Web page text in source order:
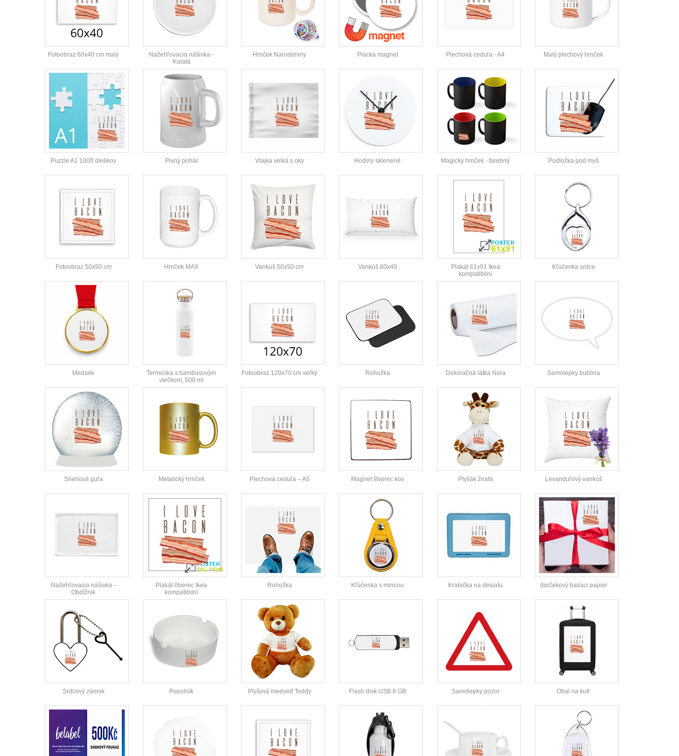
Fotoobraz 60x40 cm malý
Nažehľovacia nášivka -
Kulatá
Hrnček Narodeniny Placka magnet Plechová ceduľa - A4 Malý plechový hrnček
Puzzle A1 1000 dielikov Pivný pohár Vlajka velká s oky Hodiny sklenené Magický hrnček - farebný Podložka pod myš
Fotoobraz 50x50 cm Hrnček MAX Vankúš 50x50 cm Vankúš 80x40
Plakát 61x91 Ikea
kompatibilní
Kľúčenka srdce
Medaile
Termoska s bambusovým
viečkom, 500 ml
Fotoobraz 120x70 cm veľký Rohožka Dekoračná látka Nora Samolepky bublina
Snehová guľa Metalický hrnček Plechová ceduľa – A5 Magnet štvorec kov Plyšák žirafa Levanduľový vankúš
Nažehľovacia nášivka -
Obdĺžnik
Plakát čtverec Ikea
kompatibilní
Rohožka Kľúčenka s mincou Krabička na desiatu darčekový baliaci papier
Srdcový zámok Popolník Plyšový medveď Teddy Flash disk USB 8 GB Samolepky pozor Obal na kufr